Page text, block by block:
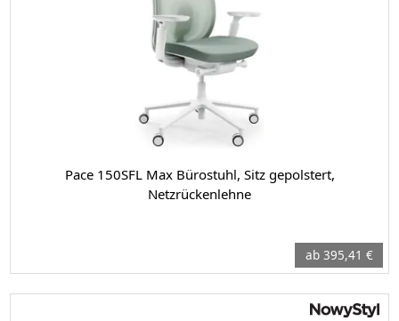
Pace 150SFL Max Bürostuhl, Sitz gepolstert,
Netzrückenlehne
ab 395,41 €